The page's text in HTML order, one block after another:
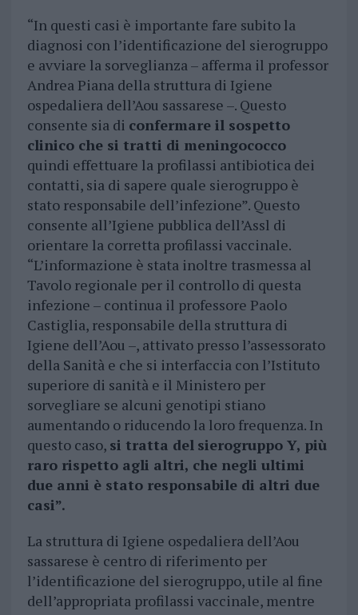
“In questi casi è importante fare subito la
diagnosi con l’identificazione del sierogruppo
e avviare la sorveglianza – afferma il professor
Andrea Piana della struttura di Igiene
ospedaliera dell’Aou sassarese –. Questo
consente sia di confermare il sospetto
clinico che si tratti di meningococco
quindi effettuare la profilassi antibiotica dei
contatti, sia di sapere quale sierogruppo è
stato responsabile dell’infezione”. Questo
consente all’Igiene pubblica dell’Assl di
orientare la corretta profilassi vaccinale.
“L’informazione è stata inoltre trasmessa al
Tavolo regionale per il controllo di questa
infezione – continua il professore Paolo
Castiglia, responsabile della struttura di
Igiene dell’Aou –, attivato presso l’assessorato
della Sanità e che si interfaccia con l’Istituto
superiore di sanità e il Ministero per
sorvegliare se alcuni genotipi stiano
aumentando o riducendo la loro frequenza. In
questo caso, si tratta del sierogruppo Y, più
raro rispetto agli altri, che negli ultimi
due anni è stato responsabile di altri due
casi”.
La struttura di Igiene ospedaliera dell’Aou
sassarese è centro di riferimento per
l’identificazione del sierogruppo, utile al fine
dell’appropriata profilassi vaccinale, mentre